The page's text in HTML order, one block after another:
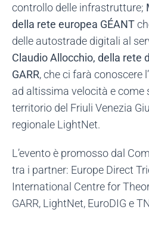
controllo delle infrastrutture;
della rete europea GÉANT
delle autostrade digitali al
Claudio Allocchio, della rete
GARR, che ci farà conoscere
ad altissima velocità e come
territorio del Friuli Venezia
regionale LightNet.
L’evento è promosso dal
tra i partner: Europe Direct
International Centre for
GARR, LightNet, EuroDIG e